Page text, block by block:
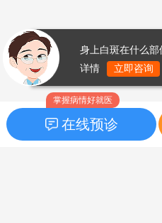
掌握病情好就医
在线预诊
身上白斑在什么
详情
立即咨询